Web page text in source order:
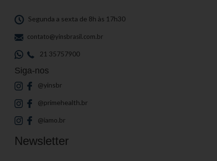
Segunda a sexta de 8h às 17h30
contato@yinsbrasil.com.br
21 35757900
Siga-nos
@yinsbr
@primehealth.br
@iamo.br
Newsletter